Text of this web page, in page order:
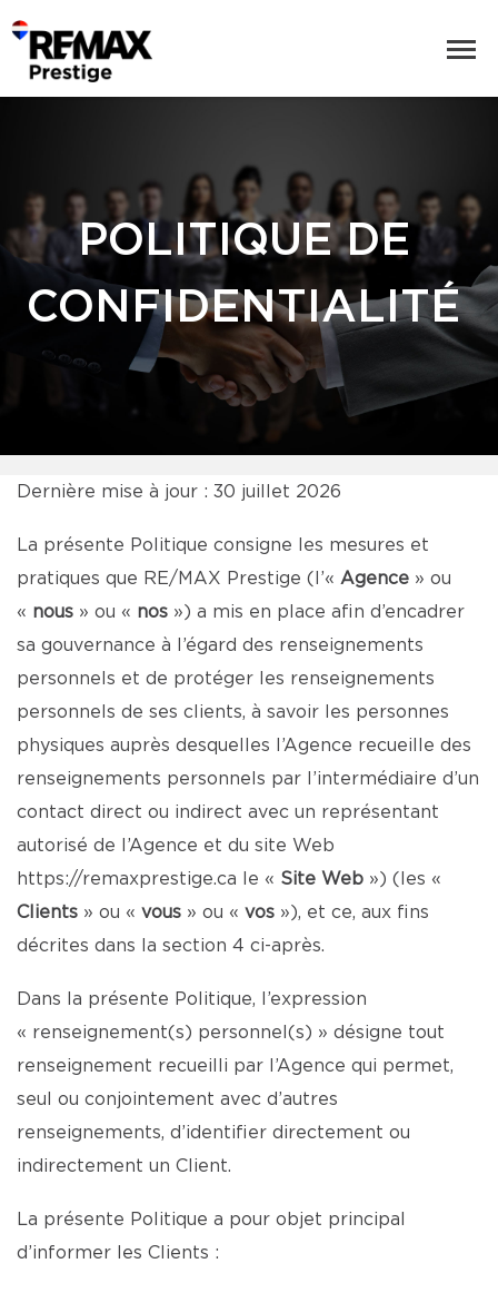
POLITIQUE DE
CONFIDENTIALITÉ
Dernière mise à jour : 30 juillet 2026
La présente Politique consigne les mesures et
pratiques que RE/MAX Prestige (l’« Agence » ou
« nous » ou « nos ») a mis en place afin d’encadrer
sa gouvernance à l’égard des renseignements
personnels et de protéger les renseignements
personnels de ses clients, à savoir les personnes
physiques auprès desquelles l’Agence recueille des
renseignements personnels par l’intermédiaire d’un
contact direct ou indirect avec un représentant
autorisé de l’Agence et du site Web
https://remaxprestige.ca le « Site Web ») (les «
Clients » ou « vous » ou « vos »), et ce, aux fins
décrites dans la section 4 ci-après.
Dans la présente Politique, l’expression
« renseignement(s) personnel(s) » désigne tout
renseignement recueilli par l’Agence qui permet,
seul ou conjointement avec d’autres
renseignements, d’identifier directement ou
indirectement un Client.
La présente Politique a pour objet principal
d’informer les Clients :